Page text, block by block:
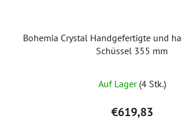
Bohemia Crystal Handgefertigte und
Schüssel 355 mm
Auf Lager (4 Stk.)
€619,83